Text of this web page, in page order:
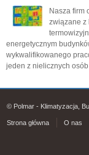
Nasza firm
związane z
energetycznym
wykwalifikowanego
jeden z nielicznych
© Polmar - Klimatyzacja,
Strona główna O nas